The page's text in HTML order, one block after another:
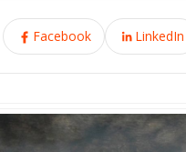
Facebook LinkedIn